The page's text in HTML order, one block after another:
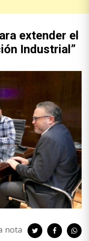
extender el
Industrial”
nota